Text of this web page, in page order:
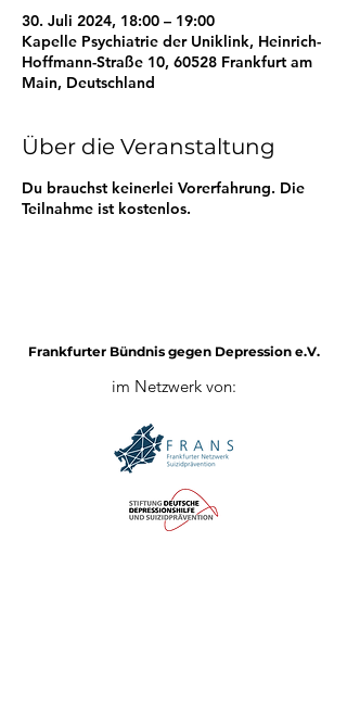
30. Juli 2024, 18:00 – 19:00
Kapelle Psychiatrie der Uniklink, Heinrich-
Hoffmann-Straße 10, 60528 Frankfurt am
Main, Deutschland
Über die Veranstaltung
Du brauchst keinerlei Vorerfahrung. Die
Teilnahme ist kostenlos.
Frankfurter Bündnis gegen Depression e.V.
im Netzwerk von: